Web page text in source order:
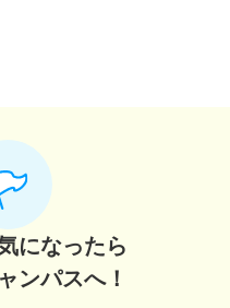
になったら
ンパスへ！